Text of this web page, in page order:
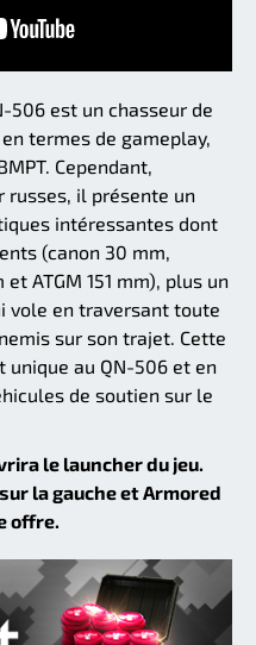
506 est un chasseur de
termes de gameplay,
Cependant,
russes, il présente un
intéressantes dont
(canon 30 mm,
ATGM 151 mm), plus un
vole en traversant toute
sur son trajet. Cette
au QN-506 et en
de soutien sur le
le launcher du jeu.
la gauche et Armored
offre.